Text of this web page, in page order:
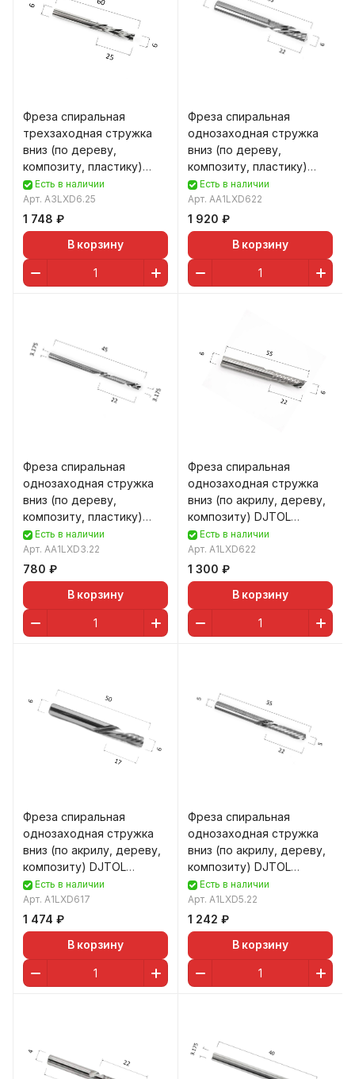
Фреза спиральная
трехзаходная стружка
вниз (по дереву,
композиту, пластику)
DJTOL A3LXD6.25
Есть в наличии
Арт. A3LXD6.25
1 748 ₽
В корзину
Фреза спиральная
однозаходная стружка
вниз (по дереву,
композиту, пластику)
DJTOL AA1LXD622
Есть в наличии
Арт. AA1LXD622
1 920 ₽
В корзину
Фреза спиральная
однозаходная стружка
вниз (по дереву,
композиту, пластику)
DJTOL AA1LXD3.22
Есть в наличии
Арт. AA1LXD3.22
780 ₽
В корзину
Фреза спиральная
однозаходная стружка
вниз (по акрилу, дереву,
композиту) DJTOL
A1LXD622
Есть в наличии
Арт. A1LXD622
1 300 ₽
В корзину
Фреза спиральная
однозаходная стружка
вниз (по акрилу, дереву,
композиту) DJTOL
A1LXD617
Есть в наличии
Арт. A1LXD617
1 474 ₽
В корзину
Фреза спиральная
однозаходная стружка
вниз (по акрилу, дереву,
композиту) DJTOL
A1LXD5.22
Есть в наличии
Арт. A1LXD5.22
1 242 ₽
В корзину